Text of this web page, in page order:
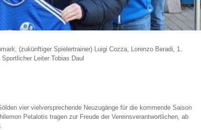
(zukünftiger Spielertrainer) Luigi Cozza, Lorenzo Beradi, 1.
Leiter Tobias Daul
vier vielversprechende Neuzugänge für die kommende Saison
Petalotis tragen zur Freude der Vereinsverantwortlichen, ab